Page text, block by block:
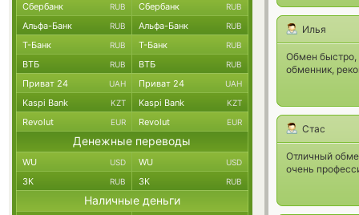
Илья
Обмен быстро,
обменник,
Стас
Отличный
очень
Сбербанк RUB Сбербанк RUB
Альфа-Банк RUB Альфа-Банк RUB
Т-Банк RUB Т-Банк RUB
ВТБ RUB ВТБ RUB
Приват 24 UAH Приват 24 UAH
Kaspi Bank KZT Kaspi Bank KZT
Revolut EUR Revolut EUR
Денежные переводы
WU USD WU USD
ЗК RUB ЗК RUB
Наличные деньги